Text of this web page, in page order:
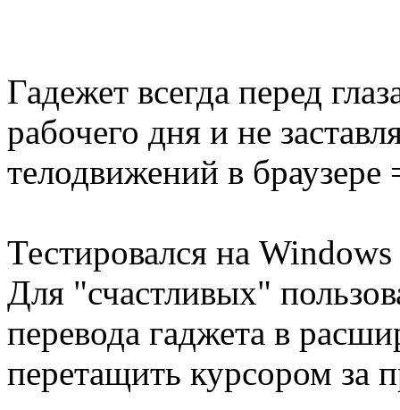
Гадежет всегда перед
рабочего дня и не
телодвижений в браузере
Тестировался на
Для "счастливых"
перевода гаджета в
перетащить курсором за